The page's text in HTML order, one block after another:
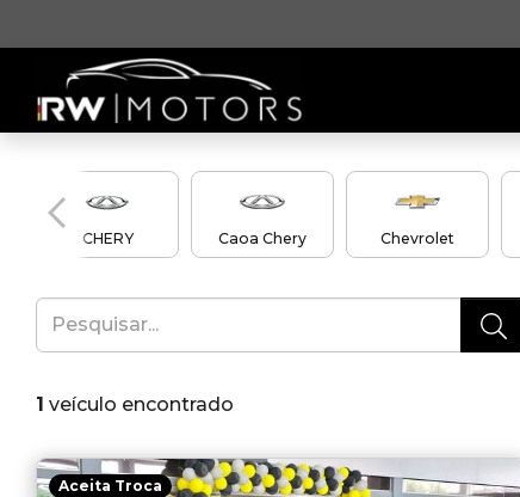
CHERY Caoa Chery Chevrolet
1 veículo encontrado
Aceita Troca